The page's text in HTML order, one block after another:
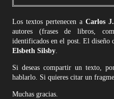
Los textos pertenecen a Carlos
autores (frases de libros,
identificados en el post. El diseño
Elsbeth Silsby.
Si deseas compartir un texto,
hablarlo. Si quieres citar un
Muchas gracias.